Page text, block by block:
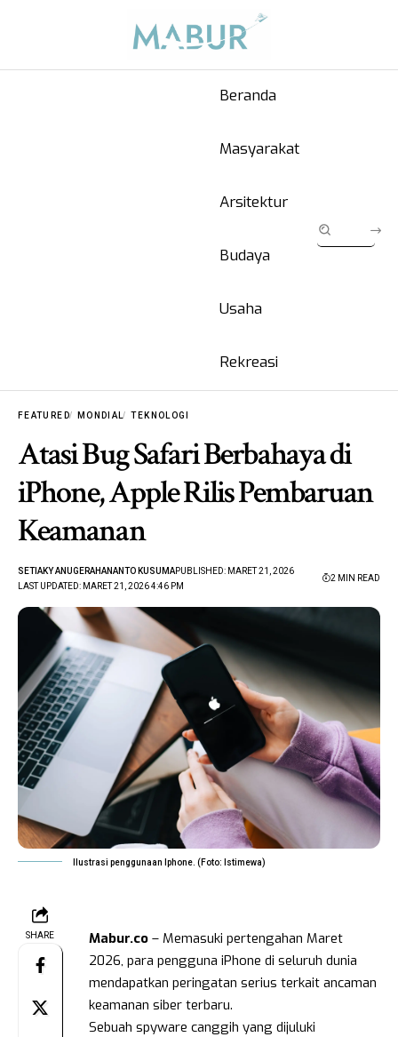
Beranda
Masyarakat
Arsitektur
Budaya
Usaha
Rekreasi
FEATURED MONDIAL TEKNOLOGI
Atasi Bug Safari Berbahaya di
iPhone, Apple Rilis Pembaruan
Keamanan
LAST UPDATED: MARET 21, 2026 4:46 PM
SETIAKY ANUGERAHANANTO KUSUMAPUBLISHED: MARET 21, 2026
2 MIN READ
Ilustrasi penggunaan Iphone. (Foto: Istimewa)
SHARE Mabur.co – Memasuki pertengahan Maret
2026, para pengguna iPhone di seluruh dunia
mendapatkan peringatan serius terkait ancaman
keamanan siber terbaru.
Sebuah spyware canggih yang dijuluki